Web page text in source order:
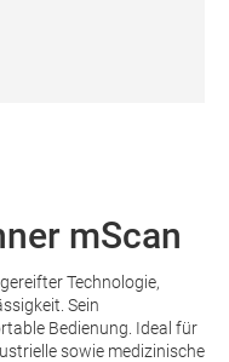
mScan
Technologie,
Sein
Bedienung. Ideal für
sowie medizinische